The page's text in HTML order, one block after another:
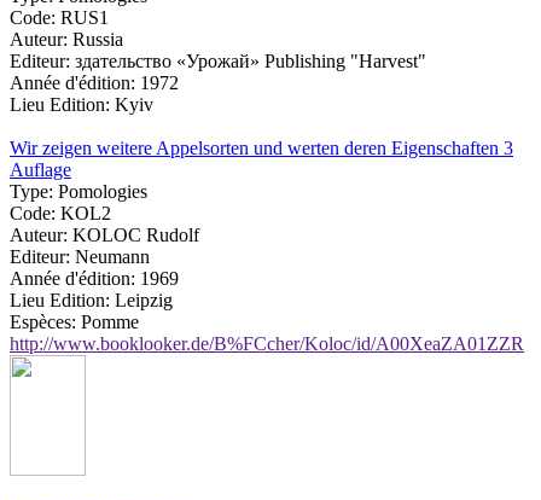
Code: RUS1
Auteur: Russia
Editeur: здательство «Урожай» Publishing "Harvest"
Année d'édition: 1972
Lieu Edition: Kyiv
Wir zeigen weitere Appelsorten und werten deren Eigenschaften 3
Auflage
Type: Pomologies
Code: KOL2
Auteur: KOLOC Rudolf
Editeur: Neumann
Année d'édition: 1969
Lieu Edition: Leipzig
Espèces: Pomme
http://www.booklooker.de/B%FCcher/Koloc/id/A00XeaZA01ZZR